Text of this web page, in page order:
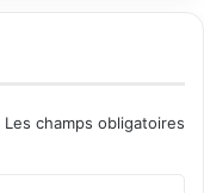
Les champs obligatoires